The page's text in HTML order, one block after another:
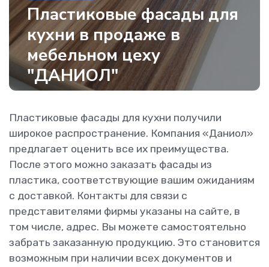
Пластиковые фасады для
кухни в продаже в
мебельном цеху
"ДАНИОЛ"
Пластиковые фасады для кухни получили
широкое распространение. Компания «Даниол»
предлагает оценить все их преимущества.
После этого можно заказать фасады из
пластика, соответствующие вашим ожиданиям
с доставкой. Контакты для связи с
представителями фирмы указаны на сайте, в
том числе, адрес. Вы можете самостоятельно
забрать заказанную продукцию. Это становится
возможным при наличии всех документов и